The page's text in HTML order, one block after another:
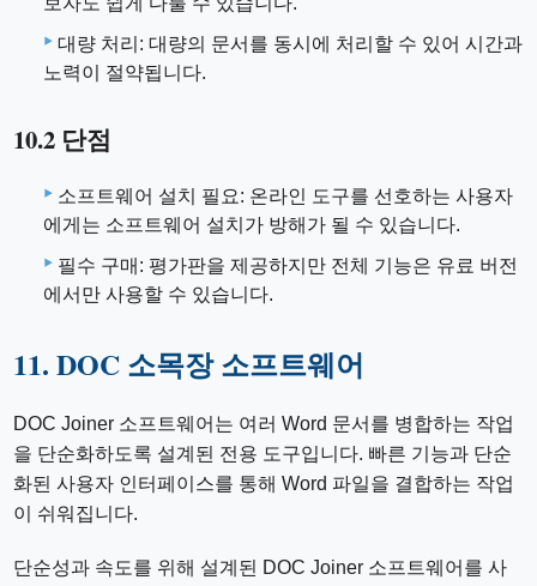
대량 처리: 대량의 문서를 동시에 처리할 수 있어 시간과
노력이 절약됩니다.
10.2 단점
소프트웨어 설치 필요: 온라인 도구를 선호하는 사용자
에게는 소프트웨어 설치가 방해가 될 수 있습니다.
필수 구매: 평가판을 제공하지만 전체 기능은 유료 버전
에서만 사용할 수 있습니다.
11. DOC 소목장 소프트웨어
DOC Joiner 소프트웨어는 여러 Word 문서를 병합하는 작업
을 단순화하도록 설계된 전용 도구입니다. 빠른 기능과 단순
화된 사용자 인터페이스를 통해 Word 파일을 결합하는 작업
이 쉬워집니다.
단순성과 속도를 위해 설계된 DOC Joiner 소프트웨어를 사